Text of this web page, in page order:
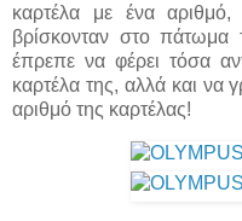
καρτέλα με ένα
βρίσκονταν στο πάτωμα
έπρεπε να φέρει τόσα
καρτέλα της, αλλά και να
αριθμό της καρτέλας!